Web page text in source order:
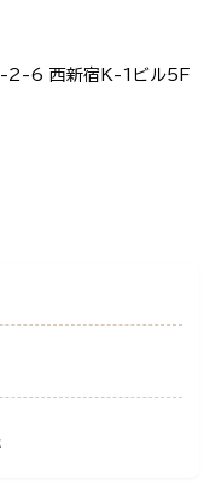
2-6 西新宿K-1ビル5F